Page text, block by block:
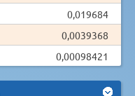
0,019684
0,0039368
0,00098421